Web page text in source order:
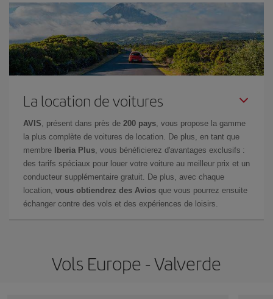
La location de voitures
AVIS , présent dans près de 200 pays , vous propose la gamme
la plus complète de voitures de location. De plus, en tant que
membre
Iberia Plus , vous bénéficierez d'avantages exclusifs :
des tarifs spéciaux pour louer votre voiture au meilleur prix et un
conducteur supplémentaire gratuit. De plus, avec chaque
location, vous obtiendrez des Avios que vous pourrez ensuite
échanger contre des vols et des expériences de loisirs.
Vols Europe - Valverde